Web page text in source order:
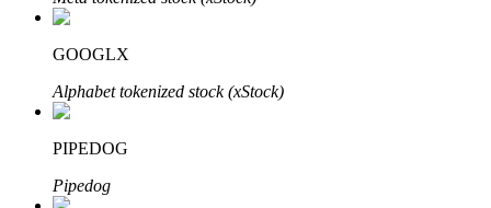
Auto Invest
GOOGLX
Alphabet tokenized stock (xStock)
PIPEDOG
Pipedog